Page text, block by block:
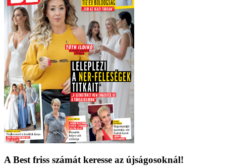
A Best friss számát keresse az újságosoknál!